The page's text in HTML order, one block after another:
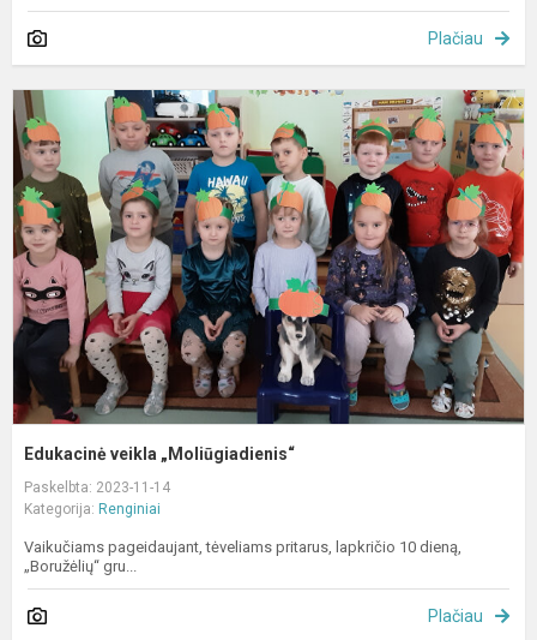
Plačiau
Edukacinė veikla „Moliūgiadienis“
Paskelbta: 2023-11-14
Kategorija: Renginiai
Vaikučiams pageidaujant, tėveliams pritarus, lapkričio 10 dieną,
„Boružėlių“ gru...
Plačiau